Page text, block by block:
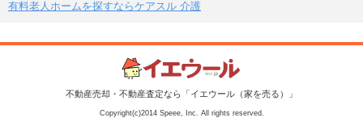
有料老人ホームを探すならケアスル 介護
不動産売却・不動産査定なら「イエウール（家を売る）」
Copyright(c)2014 Speee, Inc. All rights reserved.